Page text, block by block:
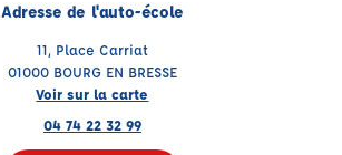
Adresse de l'auto-école
11, Place Carriat
01000 BOURG EN BRESSE
Voir sur la carte
04 74 22 32 99